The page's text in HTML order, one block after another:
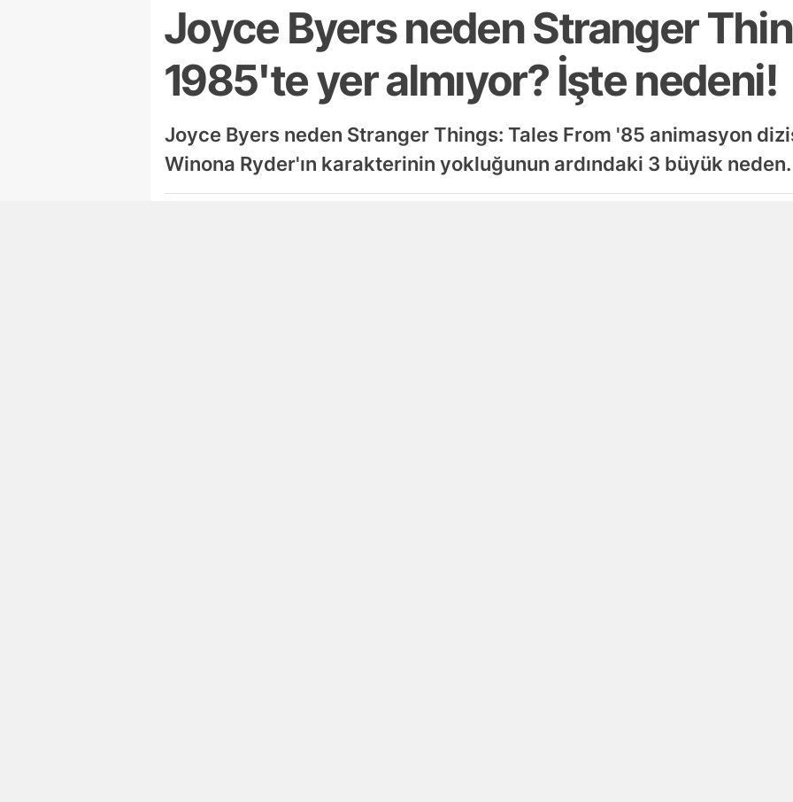
Joyce Byers neden Stranger
1985'te yer almıyor? İşte nedeni!
Joyce Byers neden Stranger Things: Tales From '85 animasyon
Winona Ryder'ın karakterinin yokluğunun ardındaki 3 büyük neden.